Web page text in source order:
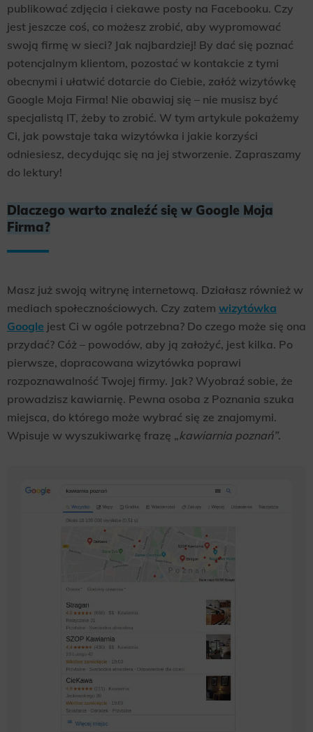
publikować zdjęcia i ciekawe posty na Facebooku. Czy
jest jeszcze coś, co możesz zrobić, aby wypromować
swoją firmę w sieci? Jak najbardziej! By dać się poznać
potencjalnym klientom, pozostać w kontakcie z tymi
obecnymi i ułatwić dotarcie do Ciebie, załóż wizytówkę
Google Moja Firma! Nie obawiaj się – nie musisz być
specjalistą IT, żeby to zrobić. W tym artykule pokażemy
Ci, jak powstaje taka wizytówka i jakie korzyści
odniesiesz, decydując się na jej stworzenie. Zapraszamy
do lektury!
Dlaczego warto znaleźć się w Google Moja
Firma?
Masz już swoją witrynę internetową. Działasz również w
mediach społecznościowych. Czy zatem wizytówka
Google jest Ci w ogóle potrzebna? Do czego może się ona
przydać? Cóż – powodów, aby ją założyć, jest kilka. Po
pierwsze, dopracowana wizytówka poprawi
rozpoznawalność Twojej firmy. Jak? Wyobraź sobie, że
prowadzisz kawiarnię. Pewna osoba z Poznania szuka
miejsca, do którego może wybrać się ze znajomymi.
Wpisuje w wyszukiwarkę frazę „kawiarnia poznań”.